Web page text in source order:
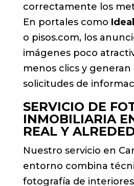
correctamente los
En portales como
o pisos.com, los
imágenes poco
menos clics y generan
solicitudes de
SERVICIO DE
INMOBILIARIA
REAL Y
Nuestro servicio en
entorno combina
fotografía de